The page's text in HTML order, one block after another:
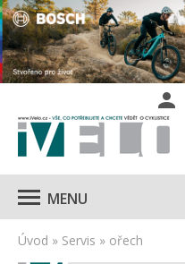
MENU
Úvod » Servis » ořech